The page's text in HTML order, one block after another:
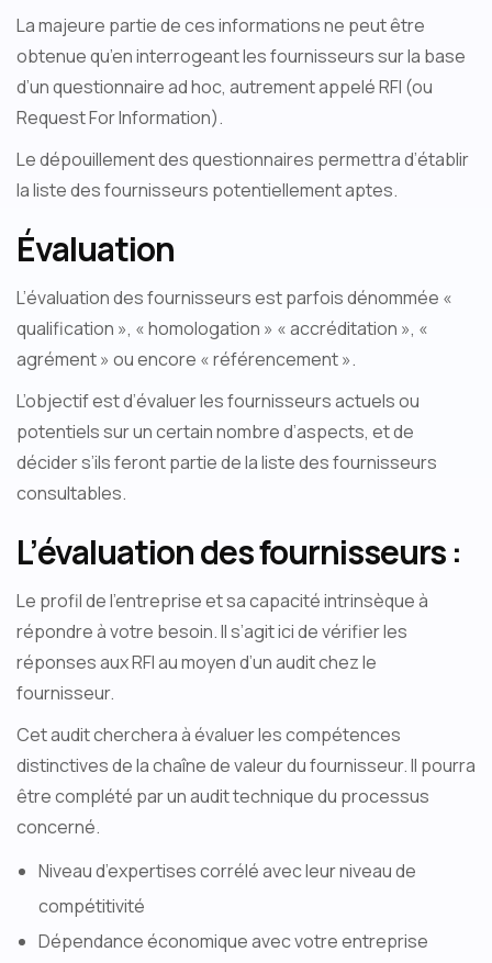
La majeure partie de ces informations ne peut être
obtenue qu’en interrogeant les fournisseurs sur la base
d’un questionnaire ad hoc, autrement appelé RFI (ou
Request For Information).
Le dépouillement des questionnaires permettra d’établir
la liste des fournisseurs potentiellement aptes.
Évaluation
L’évaluation des fournisseurs est parfois dénommée «
qualification », « homologation » « accréditation », «
agrément » ou encore « référencement ».
L’objectif est d’évaluer les fournisseurs actuels ou
potentiels sur un certain nombre d’aspects, et de
décider s’ils feront partie de la liste des fournisseurs
consultables.
L’évaluation des fournisseurs :
Le profil de l’entreprise et sa capacité intrinsèque à
répondre à votre besoin. Il s’agit ici de vérifier les
réponses aux RFI au moyen d’un audit chez le
fournisseur.
Cet audit cherchera à évaluer les compétences
distinctives de la chaîne de valeur du fournisseur. Il pourra
être complété par un audit technique du processus
concerné.
Niveau d’expertises corrélé avec leur niveau de
compétitivité
Dépendance économique avec votre entreprise